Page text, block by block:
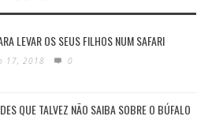
LEVAR OS SEUS FILHOS NUM SAFARI
17, 2018 0
QUE TALVEZ NÃO SAIBA SOBRE O BÚFALO